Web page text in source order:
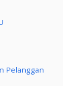
Pelanggan